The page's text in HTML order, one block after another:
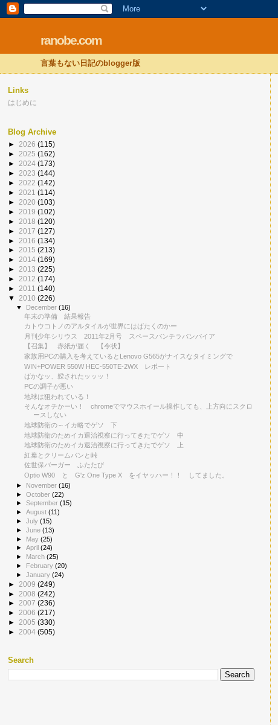
ranobe.com
言葉もない日記のblogger版
Links
はじめに
Blog Archive
► 2026 (115)
► 2025 (162)
► 2024 (173)
► 2023 (144)
► 2022 (142)
► 2021 (114)
► 2020 (103)
► 2019 (102)
► 2018 (120)
► 2017 (127)
► 2016 (134)
► 2015 (213)
► 2014 (169)
► 2013 (225)
► 2012 (174)
► 2011 (140)
▼ 2010 (226)
▼ December(16)
年末の準備 結果報告
カトウコトノのアルタイルが世界にはばたくのかー
月刊少年シリウス 2011年2月号 スペースパンチラバンパイア
【召集】 赤紙が届く 【令状】
家族用PCの購入を考えているとLenovo G565がナイスなタイミングで
WIN+POWER 550W HEC-550TE-2WX レポート
ばかなッ、躱されたッッッ！
PCの調子が悪い
地球は狙われている！
そんなオチかーい！ chromeでマウスホイール操作しても、上方向にスクロ
ースしない
地球防衛の～イカ略でゲソ 下
地球防衛のためイカ退治視察に行ってきたでゲソ 中
地球防衛のためイカ退治視察に行ってきたでゲソ 上
紅葉とクリームパンと峠
佐世保バーガー ふたたび
Optio W90 と G'z One Type X をイヤッハー！！ してました。
► November(16)
►October(22)
►September(15)
►August(11)
►July(15)
►June(13)
► May(25)
►April(24)
► March(25)
► February(20)
►January(24)
► 2009 (249)
► 2008 (242)
► 2007 (236)
► 2006 (217)
► 2005 (330)
► 2004 (505)
Search